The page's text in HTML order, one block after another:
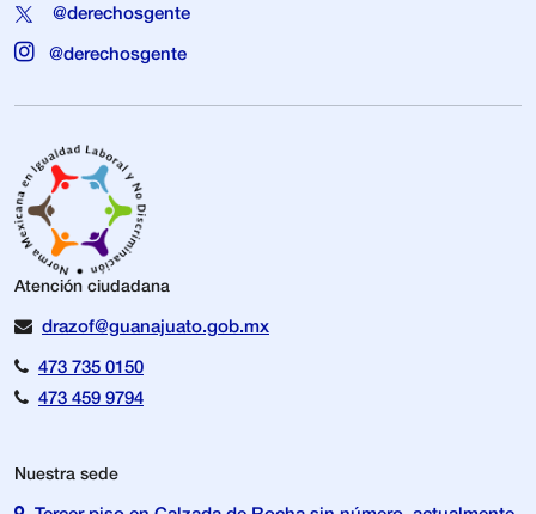
@derechosgente
@derechosgente
Atención ciudadana
drazof@guanajuato.gob.mx
473 735 0150
473 459 9794
Nuestra sede